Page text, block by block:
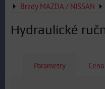
Brzdy MAZDA / NISSAN
Hydraulické
Parametry Cena